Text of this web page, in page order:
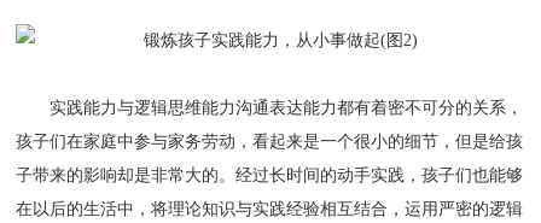
实践能力与逻辑思维能力沟通表达能力都有着密不可分的关系，
孩子们在家庭中参与家务劳动，看起来是一个很小的细节，但是给孩
子带来的影响却是非常大的。经过长时间的动手实践，孩子们也能够
在以后的生活中，将理论知识与实践经验相互结合，运用严密的逻辑